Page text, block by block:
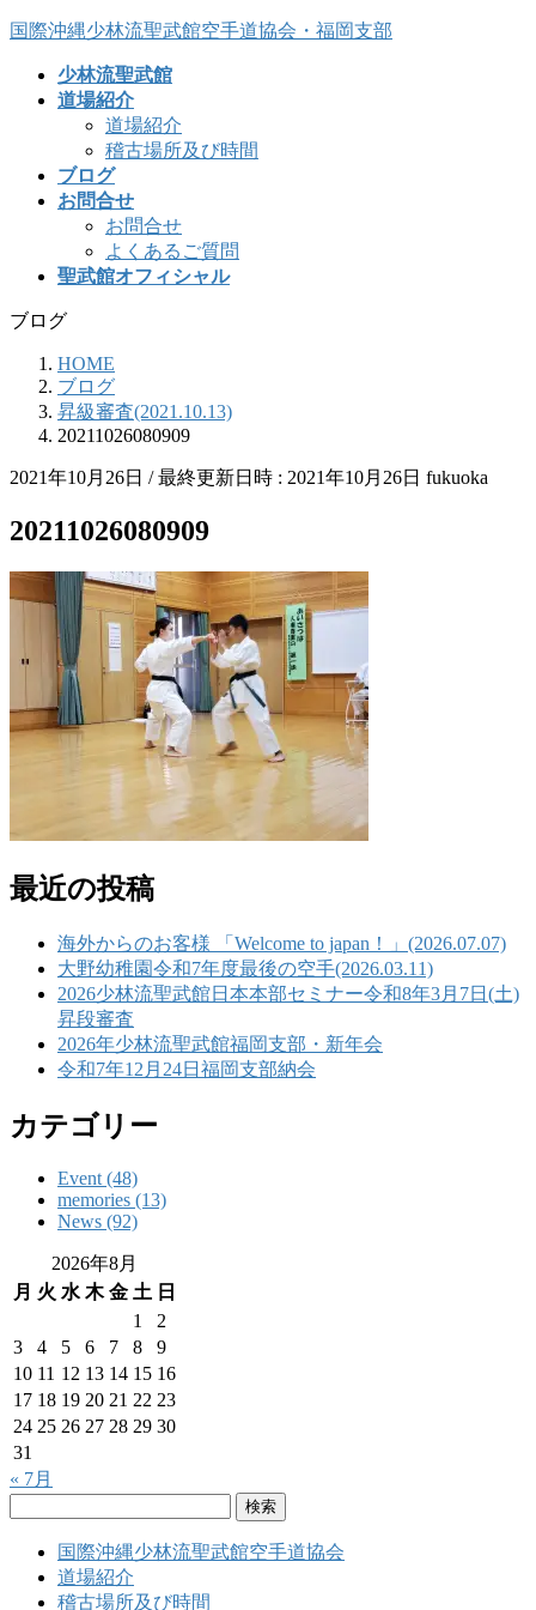
コ
ナ
国際沖縄少林流聖武館空手道協会・福岡支部
少林流聖武館
道場紹介
道場紹介
稽古場所及び時間
ブログ
お問合せ
お問合せ
よくあるご質問
聖武館オフィシャル
ブログ
HOME
ブログ
昇級審査(2021.10.13)
20211026080909
2021年10月26日 / 最終更新日時 : 2021年10月26日 fukuoka
20211026080909
最近の投稿
海外からのお客様 「Welcome to japan！」(2026.07.07)
大野幼稚園令和7年度最後の空手(2026.03.11)
2026少林流聖武館日本本部セミナー令和8年3月7日(土)
昇段審査
2026年少林流聖武館福岡支部・新年会
令和7年12月24日福岡支部納会
カテゴリー
Event (48)
memories (13)
News (92)
2026年8月
月 火 水 木 金 土 日
1
2
3
4 5 6 7 8
9
10 11 12 13 14 15 16
17 18 19 20 21 22 23
24 25 26 27 28 29 30
31
« 7月
国際沖縄少林流聖武館空手道協会
道場紹介
稽古場所及び時間